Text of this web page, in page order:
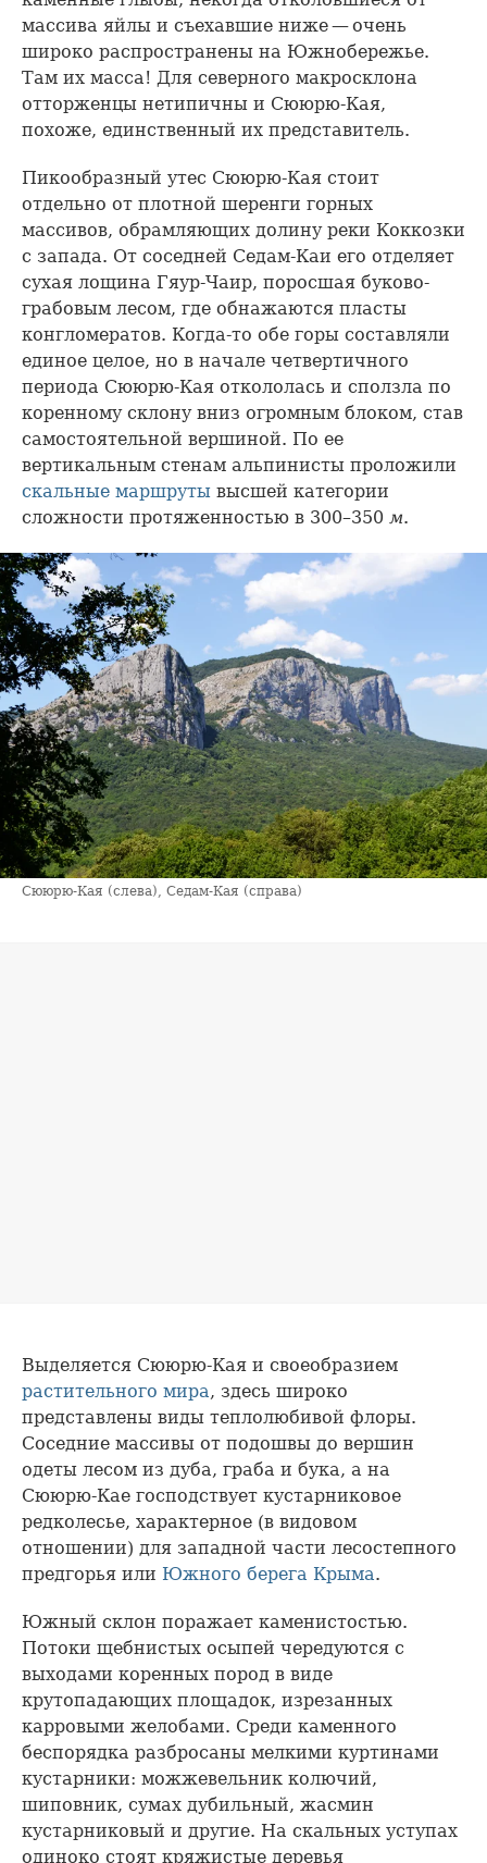
массива яйлы и съехавшие ниже — очень
широко распространены на Южнобережье.
Там их масса! Для северного макросклона
отторженцы нетипичны и Сююрю-Кая,
похоже, единственный их представитель.
Пикообразный утес Сююрю-Кая стоит
отдельно от плотной шеренги горных
массивов, обрамляющих долину реки Коккозки
с запада. От соседней Седам-Каи его отделяет
сухая лощина Гяур-Чаир, поросшая буково-
грабовым лесом, где обнажаются пласты
конгломератов. Когда-то обе горы составляли
единое целое, но в начале четвертичного
периода Сююрю-Кая откололась и сползла по
коренному склону вниз огромным блоком, став
самостоятельной вершиной. По ее
вертикальным стенам альпинисты проложили
скальные маршруты высшей категории
сложности протяженностью в 300–350 м.
Сююрю-Кая (слева), Седам-Кая (справа)
Выделяется Сююрю-Кая и своеобразием
растительного мира, здесь широко
представлены виды теплолюбивой флоры.
Соседние массивы от подошвы до вершин
одеты лесом из дуба, граба и бука, а на
Сююрю-Кае господствует кустарниковое
редколесье, характерное (в видовом
отношении) для западной части лесостепного
предгорья или Южного берега Крыма.
Южный склон поражает каменистостью.
Потоки щебнистых осыпей чередуются с
выходами коренных пород в виде
крутопадающих площадок, изрезанных
карровыми желобами. Среди каменного
беспорядка разбросаны мелкими куртинами
кустарники: можжевельник колючий,
шиповник, сумах дубильный, жасмин
кустарниковый и другие. На скальных уступах
одиноко стоят кряжистые деревья